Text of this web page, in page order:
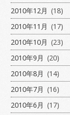
2010年12月 (18)
2010年11月 (17)
2010年10月 (23)
2010年9月 (20)
2010年8月 (14)
2010年7月 (16)
2010年6月 (17)